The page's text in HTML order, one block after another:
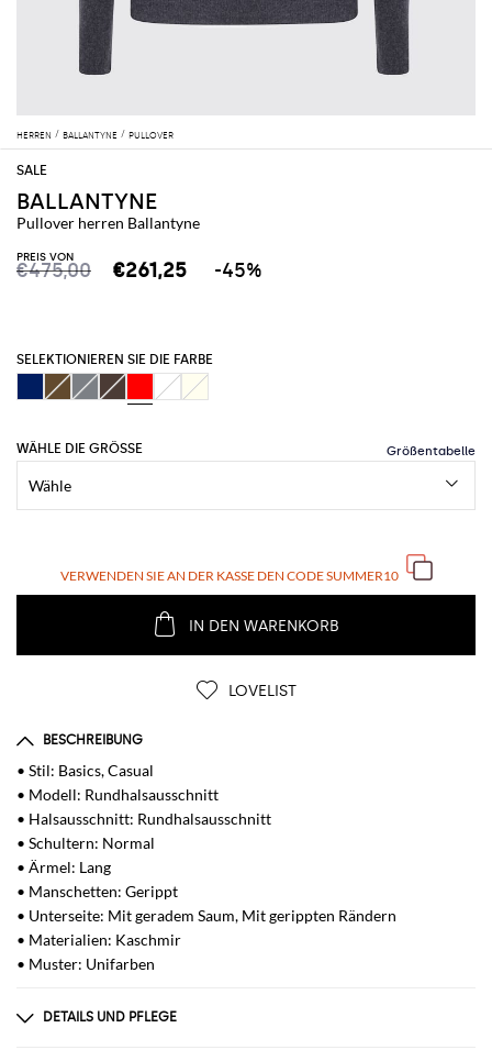
HERREN BALLANTYNE PULLOVER
BALLANTYNE
Pullover herren Ballantyne
PREIS VON
€475,00 €261,25 -45%
SELEKTIONIEREN SIE DIE FARBE
WÄHLE DIE GRÖSSE
VERWENDEN SIE AN DER KASSE DEN CODESUMMER10
IN DEN WARENKORB
LOVELIST
BESCHREIBUNG
• Stil: Basics, Casual
• Modell: Rundhalsausschnitt
• Halsausschnitt: Rundhalsausschnitt
• Schultern: Normal
• Ärmel: Lang
• Manschetten: Gerippt
• Unterseite: Mit geradem Saum, Mit gerippten Rändern
• Materialien: Kaschmir
• Muster: Unifarben
DETAILS UND PFLEGE